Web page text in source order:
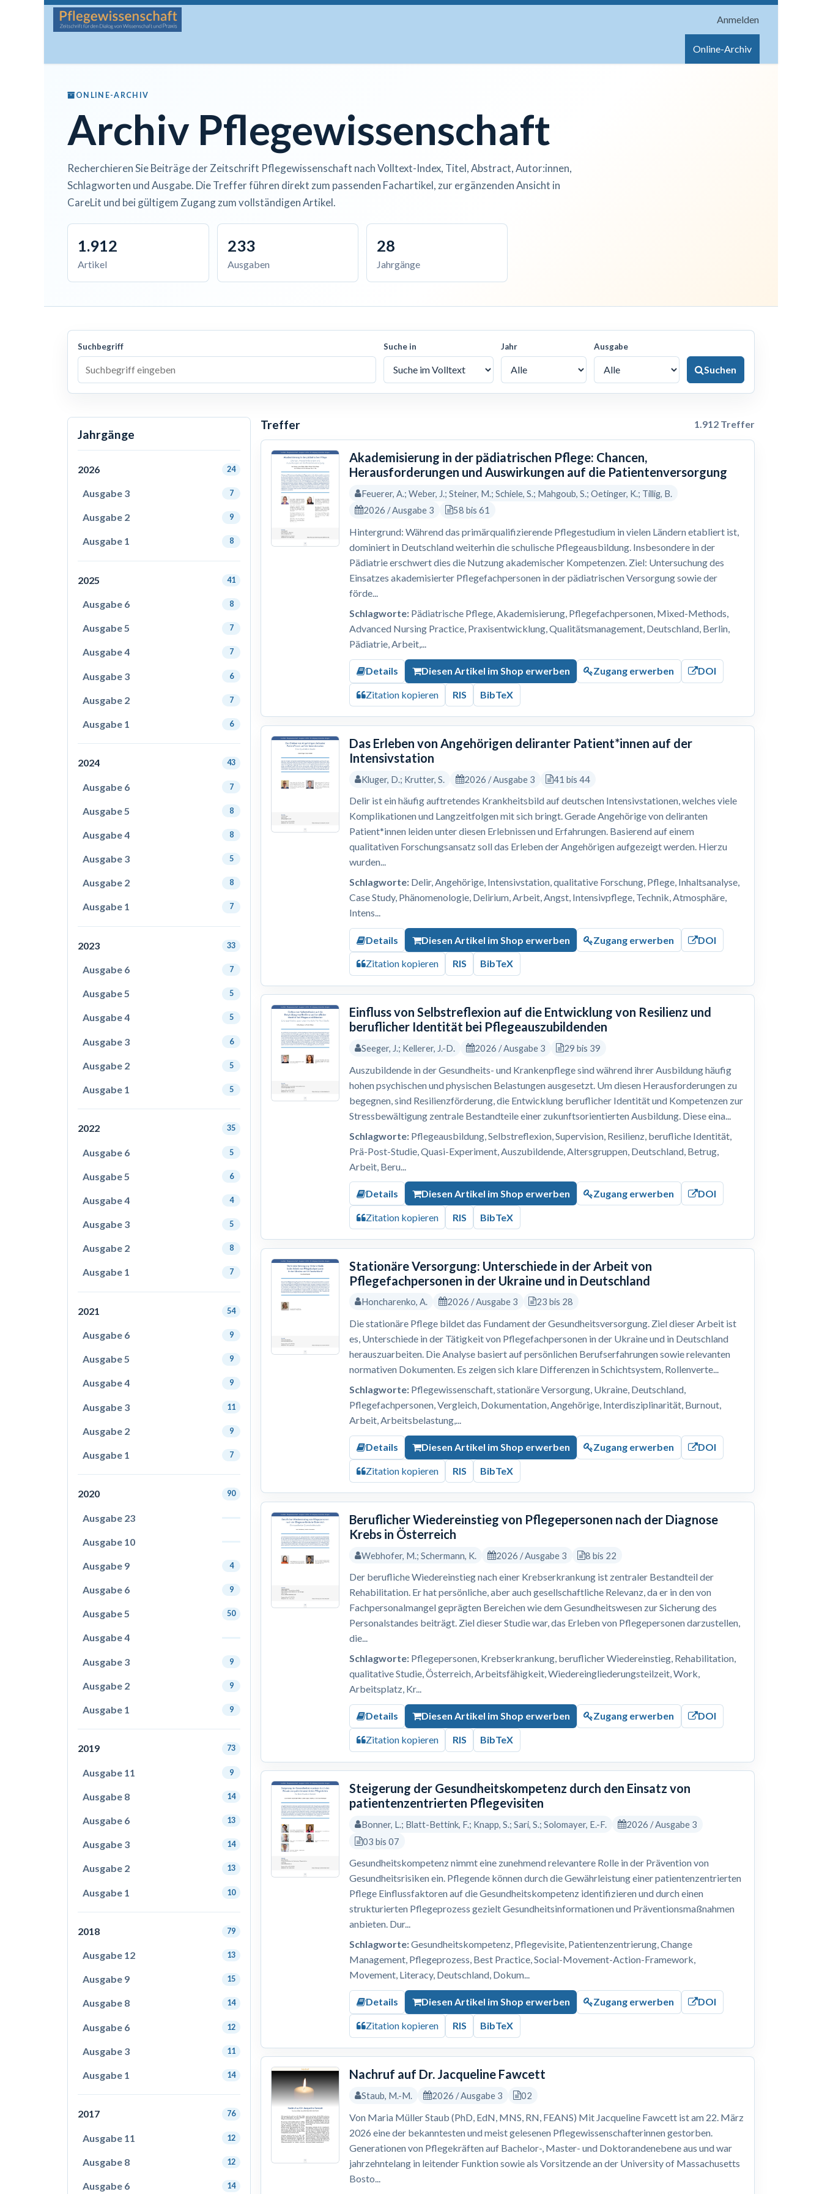
Zum Inhalt springen
Anmelden
Online-Archiv
ONLINE-ARCHIV
Archiv Pflegewissenschaft
Recherchieren Sie Beiträge der Zeitschrift Pflegewissenschaft nach Volltext-Index, Titel, Abstract, Autor:innen,
Schlagworten und Ausgabe. Die Treffer führen direkt zum passenden Fachartikel, zur ergänzenden Ansicht in
CareLit und bei gültigem Zugang zum vollständigen Artikel.
1.912
Artikel
233
Ausgaben
28
Jahrgänge
Suchbegriff Suche in Jahr Ausgabe
Suchen
Jahrgänge
2026 24
Ausgabe 3 7
Ausgabe 2 9
Ausgabe 1 8
2025 41
Ausgabe 6 8
Ausgabe 5 7
Ausgabe 4 7
Ausgabe 3 6
Ausgabe 2 7
Ausgabe 1 6
2024 43
Ausgabe 6 7
Ausgabe 5 8
Ausgabe 4 8
Ausgabe 3 5
Ausgabe 2 8
Ausgabe 1 7
2023 33
Ausgabe 6 7
Ausgabe 5 5
Ausgabe 4 5
Ausgabe 3 6
Ausgabe 2 5
Ausgabe 1 5
2022 35
Ausgabe 6 5
Ausgabe 5 6
Ausgabe 4 4
Ausgabe 3 5
Ausgabe 2 8
Ausgabe 1 7
2021 54
Ausgabe 6 9
Ausgabe 5 9
Ausgabe 4 9
Ausgabe 3 11
Ausgabe 2 9
Ausgabe 1 7
2020 90
Ausgabe 23
Ausgabe 10
Ausgabe 9 4
Ausgabe 6 9
Ausgabe 5 50
Ausgabe 4
Ausgabe 3 9
Ausgabe 2 9
Ausgabe 1 9
2019 73
Ausgabe 11 9
Ausgabe 8 14
Ausgabe 6 13
Ausgabe 3 14
Ausgabe 2 13
Ausgabe 1 10
2018 79
Ausgabe 12 13
Ausgabe 9 15
Ausgabe 8 14
Ausgabe 6 12
Ausgabe 3 11
Ausgabe 1 14
2017 76
Ausgabe 11 12
Ausgabe 8 12
Ausgabe 6 14
Treffer 1.912 Treffer
Akademisierung in der pädiatrischen Pflege: Chancen,
Herausforderungen und Auswirkungen auf die Patientenversorgung
Feuerer, A.; Weber, J.; Steiner, M.; Schiele, S.; Mahgoub, S.; Oetinger, K.; Tillig, B.
2026 / Ausgabe 3
58 bis 61
Hintergrund: Während das primärqualifizierende Pflegestudium in vielen Ländern etabliert ist,
dominiert in Deutschland weiterhin die schulische Pflegeausbildung. Insbesondere in der
Pädiatrie erschwert dies die Nutzung akademischer Kompetenzen. Ziel: Untersuchung des
Einsatzes akademisierter Pflegefachpersonen in der pädiatrischen Versorgung sowie der
förde...
Schlagworte: Pädiatrische Pflege, Akademisierung, Pflegefachpersonen, Mixed-Methods,
Advanced Nursing Practice, Praxisentwicklung, Qualitätsmanagement, Deutschland, Berlin,
Pädiatrie, Arbeit,...
Details Diesen Artikel im Shop erwerben Zugang erwerben DOI
Zitation kopieren RIS BibTeX
Das Erleben von Angehörigen deliranter Patient*innen auf der
Intensivstation
Kluger, D.; Krutter, S. 2026 / Ausgabe 3 41 bis 44
Delir ist ein häufig auftretendes Krankheitsbild auf deutschen Intensivstationen, welches viele
Komplikationen und Langzeitfolgen mit sich bringt. Gerade Angehörige von deliranten
Patient*innen leiden unter diesen Erlebnissen und Erfahrungen. Basierend auf einem
qualitativen Forschungsansatz soll das Erleben der Angehörigen aufgezeigt werden. Hierzu
wurden...
Schlagworte: Delir, Angehörige, Intensivstation, qualitative Forschung, Pflege, Inhaltsanalyse,
Case Study, Phänomenologie, Delirium, Arbeit, Angst, Intensivpflege, Technik, Atmosphäre,
Intens...
Details Diesen Artikel im Shop erwerben Zugang erwerben DOI
Zitation kopieren RIS BibTeX
Einfluss von Selbstreflexion auf die Entwicklung von Resilienz und
beruflicher Identität bei Pflegeauszubildenden
Seeger, J.; Kellerer, J.-D. 2026 / Ausgabe 3 29 bis 39
Auszubildende in der Gesundheits- und Krankenpflege sind während ihrer Ausbildung häufig
hohen psychischen und physischen Belastungen ausgesetzt. Um diesen Herausforderungen zu
begegnen, sind Resilienzförderung, die Entwicklung beruflicher Identität und Kompetenzen zur
Stressbewältigung zentrale Bestandteile einer zukunftsorientierten Ausbildung. Diese eina...
Schlagworte: Pflegeausbildung, Selbstreflexion, Supervision, Resilienz, berufliche Identität,
Prä-Post-Studie, Quasi-Experiment, Auszubildende, Altersgruppen, Deutschland, Betrug,
Arbeit, Beru...
Details Diesen Artikel im Shop erwerben Zugang erwerben DOI
Zitation kopieren RIS BibTeX
Stationäre Versorgung: Unterschiede in der Arbeit von
Pflegefachpersonen in der Ukraine und in Deutschland
Honcharenko, A. 2026 / Ausgabe 3 23 bis 28
Die stationäre Pflege bildet das Fundament der Gesundheitsversorgung. Ziel dieser Arbeit ist
es, Unterschiede in der Tätigkeit von Pflegefachpersonen in der Ukraine und in Deutschland
herauszuarbeiten. Die Analyse basiert auf persönlichen Berufserfahrungen sowie relevanten
normativen Dokumenten. Es zeigen sich klare Differenzen in Schichtsystem, Rollenverte...
Schlagworte: Pflegewissenschaft, stationäre Versorgung, Ukraine, Deutschland,
Pflegefachpersonen, Vergleich, Dokumentation, Angehörige, Interdisziplinarität, Burnout,
Arbeit, Arbeitsbelastung,...
Details Diesen Artikel im Shop erwerben Zugang erwerben DOI
Zitation kopieren RIS BibTeX
Beruflicher Wiedereinstieg von Pflegepersonen nach der Diagnose
Krebs in Österreich
Webhofer, M.; Schermann, K. 2026 / Ausgabe 3 8 bis 22
Der berufliche Wiedereinstieg nach einer Krebserkrankung ist zentraler Bestandteil der
Rehabilitation. Er hat persönliche, aber auch gesellschaftliche Relevanz, da er in den von
Fachpersonalmangel geprägten Bereichen wie dem Gesundheitswesen zur Sicherung des
Personalstandes beiträgt. Ziel dieser Studie war, das Erleben von Pflegepersonen darzustellen,
die...
Schlagworte: Pflegepersonen, Krebserkrankung, beruflicher Wiedereinstieg, Rehabilitation,
qualitative Studie, Österreich, Arbeitsfähigkeit, Wiedereingliederungsteilzeit, Work,
Arbeitsplatz, Kr...
Details Diesen Artikel im Shop erwerben Zugang erwerben DOI
Zitation kopieren RIS BibTeX
Steigerung der Gesundheitskompetenz durch den Einsatz von
patientenzentrierten Pflegevisiten
Bonner, L.; Blatt-Bettink, F.; Knapp, S.; Sari, S.; Solomayer, E.-F.
2026 / Ausgabe 3
03 bis 07
Gesundheitskompetenz nimmt eine zunehmend relevantere Rolle in der Prävention von
Gesundheitsrisiken ein. Pflegende können durch die Gewährleistung einer patientenzentrierten
Pflege Einflussfaktoren auf die Gesundheitskompetenz identifizieren und durch einen
strukturierten Pflegeprozess gezielt Gesundheitsinformationen und Präventionsmaßnahmen
anbieten. Dur...
Schlagworte:Gesundheitskompetenz, Pflegevisite, Patientenzentrierung, Change
Management, Pflegeprozess, Best Practice, Social-Movement-Action-Framework,
Movement, Literacy, Deutschland, Dokum...
Details Diesen Artikel im Shop erwerben Zugang erwerben DOI
Zitation kopieren RIS BibTeX
Nachruf auf Dr. Jacqueline Fawcett
Staub, M.-M. 2026 / Ausgabe 3 02
Von Maria Müller Staub (PhD, EdN, MNS, RN, FEANS) Mit Jacqueline Fawcett ist am 22. März
2026 eine der bekanntesten und meist gelesenen Pflegewissenschafterinnen gestorben.
Generationen von Pflegekräften auf Bachelor-, Master- und Doktorandenebene aus und war
jahrzehntelang in leitender Funktion sowie als Vorsitzende an der University of Massachusetts
Bosto...